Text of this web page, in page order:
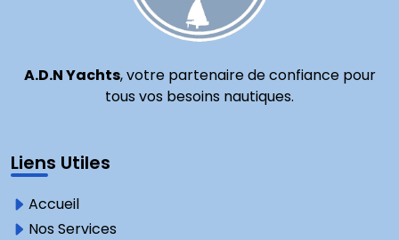
A.D.N Yachts, votre partenaire de confiance pour
tous vos besoins nautiques.
Liens Utiles
Accueil
Nos Services